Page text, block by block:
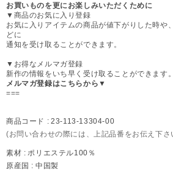
お買いものを更にお楽しみいただくために
▼商品のお気に入り登録
お気に入りアイテムの商品が値下がりした時や
どに
通知を受け取ることができます。
▼お得なメルマガ登録
新作の情報をいち早く受け取ることができます。
メルマガ登録はこちらから▼
===
商品コード : 23-113-13304-00
(お問い合わせの際には、上記品番をお伝え下さ
素材 : ポリエステル100％
原産国 : 中国製